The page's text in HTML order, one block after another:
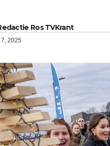
Ros TVKrant
7, 2025